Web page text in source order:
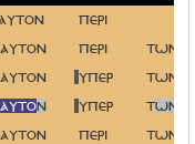
περι
περι των
υπερ των
ν υπερ των
περι των